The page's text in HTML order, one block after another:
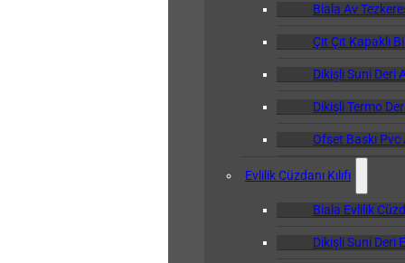
Biala Av
Çıt Çıt Kapaklı
Dikişli Suni Deri
Dikişli Termo
Ofset Baskı Pvc
Evlilik Cüzdanı Kılıfı
Biala Evlilik
Dikişli Suni Deri